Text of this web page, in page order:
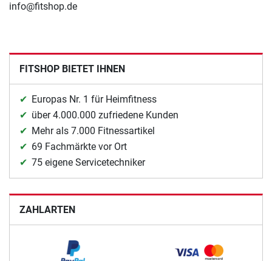
info@fitshop.de
FITSHOP BIETET IHNEN
Europas Nr. 1 für Heimfitness
über 4.000.000 zufriedene Kunden
Mehr als 7.000 Fitnessartikel
69 Fachmärkte vor Ort
75 eigene Servicetechniker
ZAHLARTEN